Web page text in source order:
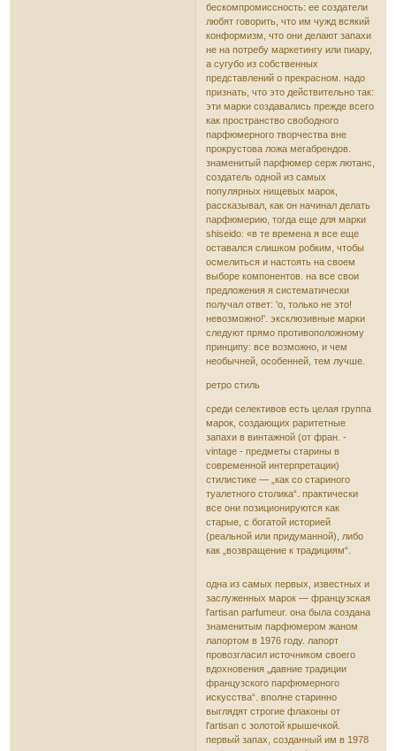
бескомпромиссность: ее создатели
любят говорить, что им чужд всякий
конформизм, что они делают запахи
не на потребу маркетингу или пиару,
а сугубо из собственных
представлений о прекрасном. надо
признать, что это действительно так:
эти марки создавались прежде всего
как пространство свободного
парфюмерного творчества вне
прокрустова ложа мегабрендов.
знаменитый парфюмер серж лютанс,
создатель одной из самых
популярных нищевых марок,
рассказывал, как он начинал делать
парфюмерию, тогда еще для марки
shiseido: «в те времена я все еще
оставался слишком робким, чтобы
осмелиться и настоять на своем
выборе компонентов. на все свои
предложения я систематически
получал ответ: 'о, только не это!
невозможно!'. эксклюзивные марки
следуют прямо противоположному
принципу: все возможно, и чем
необычней, особенней, тем лучше.
ретро стиль
среди селективов есть целая группа
марок, создающих раритетные
запахи в винтажной (от фран. -
vintage - предметы старины в
современной интерпретации)
стилистике — „как со стариного
туалетного столика“. практически
все они позиционируются как
старые, с богатой историей
(реальной или придуманной), либо
как „возвращение к традициям“.
одна из самых первых, известных и
заслуженных марок — французская
l'artisan parfumeur. она была создана
знаменитым парфюмером жаном
лапортом в 1976 году. лапорт
провозгласил источником своего
вдохновения „давние традиции
французского парфюмерного
искусства“. вполне старинно
выглядят строгие флаконы от
l'artisan с золотой крышечкой.
первый запах, созданный им в 1978